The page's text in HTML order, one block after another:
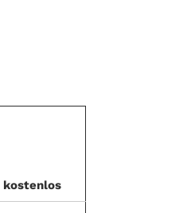
kostenlos